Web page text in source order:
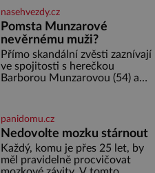
medu – zhruba jednu čajovou
lžičku. Sama o sobě se může
zdát bezvýznamná. Teprve když
se spojí s dalšími desítkami tisíc
příslušnic svého včelstva,
vznikne jeden z
nejdokonalejších organismů
nasehvezdy.cz
Pomsta Munzarové
nevěrnému muži?
Přímo skandální zvěsti zaznívají
ve spojitosti s herečkou
Barborou Munzarovou (54) a
viděna s jakýmsi sympaťákem, s
nímž se velmi družně, až d
panidomu.cz
Nedovolte mozku stárnout
Každý, komu je přes 25 let, by
měl pravidelně procvičovat